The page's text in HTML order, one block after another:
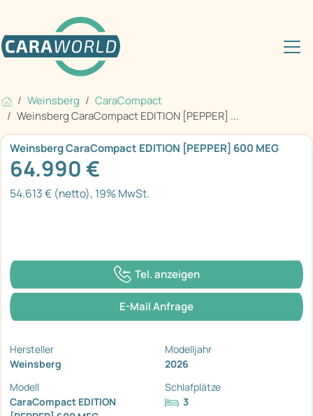
Weinsberg
CaraCompact
Weinsberg CaraCompact EDITION [PEPPER] ...
Weinsberg CaraCompact EDITION [PEPPER] 600 MEG
64.990 €
54.613 € (netto), 19% MwSt.
Tel. anzeigen
E-Mail Anfrage
Hersteller
Weinsberg
Modelljahr
2026
Modell
CaraCompact EDITION
Schlafplätze
3